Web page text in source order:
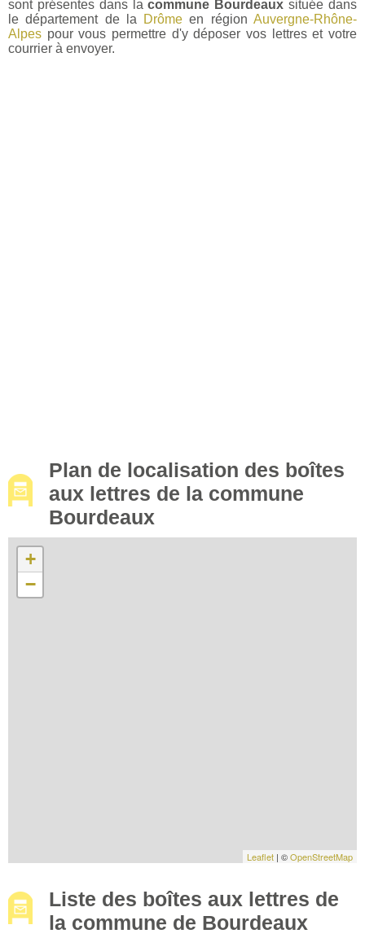
sont présentes dans lacommune Bourdeaux située dans
le département de la
Drôme en régionAuvergne-Rhône-
Alpes pour vous permettre d'y déposer vos lettres et votre
courrier à envoyer.
Plan de localisation des boîtes
aux lettres de la commune
Bourdeaux
+
−
Leaflet | ©OpenStreetMap
Liste des boîtes aux lettres de
la commune de Bourdeaux